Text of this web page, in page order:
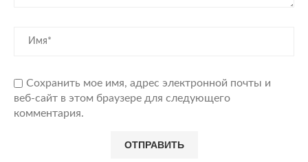
Сохранить мое имя, адрес электронной почты и
веб-сайт в этом браузере для следующего
комментария.